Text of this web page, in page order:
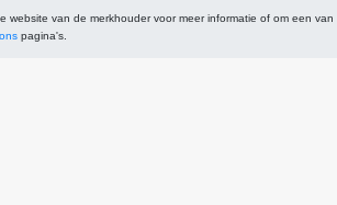
van de merkhouder voor meer informatie of om een van
pagina's.